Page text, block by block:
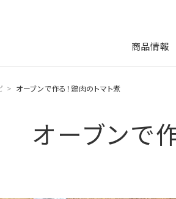
商品情報
オーブンで作る！鶏肉のトマト煮
オーブンで